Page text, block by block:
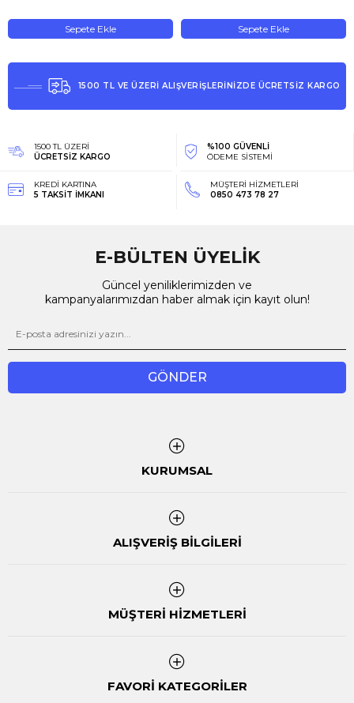
Sepete Ekle Sepete Ekle
1500 TL VE ÜZERİ ALIŞVERİŞLERİNİZDE ÜCRETSİZ KARGO
1500 TL ÜZERİ
ÜCRETSİZ KARGO
%100 GÜVENLİ
ÖDEME SİSTEMİ
KREDİ KARTINA
5 TAKSİT İMKANI
MÜŞTERİ HİZMETLERİ
0850 473 78 27
E-BÜLTEN ÜYELİK
Güncel yeniliklerimizden ve
kampanyalarımızdan haber almak için kayıt olun!
GÖNDER
KURUMSAL
ALIŞVERİŞ BİLGİLERİ
MÜŞTERİ HİZMETLERİ
FAVORİ KATEGORİLER